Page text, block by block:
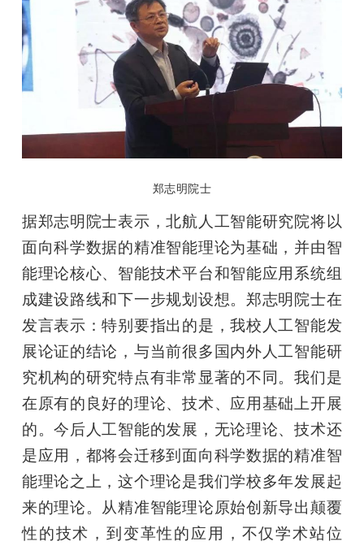
郑志明院士
据郑志明院士表示，北航人工智能研究院将以
面向科学数据的精准智能理论为基础，并由智
能理论核心、智能技术平台和智能应用系统组
成建设路线和下一步规划设想。郑志明院士在
发言表示：特别要指出的是，我校人工智能发
展论证的结论，与当前很多国内外人工智能研
究机构的研究特点有非常显著的不同。我们是
在原有的良好的理论、技术、应用基础上开展
的。今后人工智能的发展，无论理论、技术还
是应用，都将会迁移到面向科学数据的精准智
能理论之上，这个理论是我们学校多年发展起
来的理论。从精准智能理论原始创新导出颠覆
性的技术，到变革性的应用，不仅学术站位